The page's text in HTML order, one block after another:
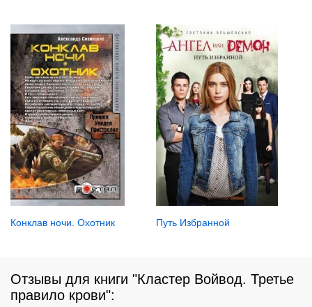
Конклав ночи. Охотник Путь Избранной
Отзывы для книги "Кластер Войвод. Третье
правило крови":